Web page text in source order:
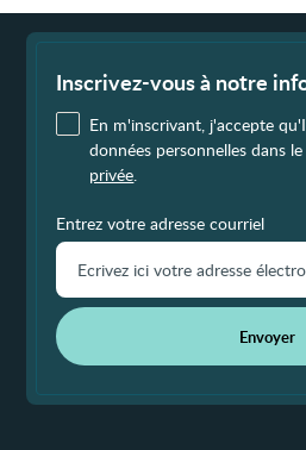
étranger)
Inscrivez-vous à notre
En m'inscrivant, j'accepte
données personnelles dans le
privée.
Entrez votre adresse courriel
Envoyer